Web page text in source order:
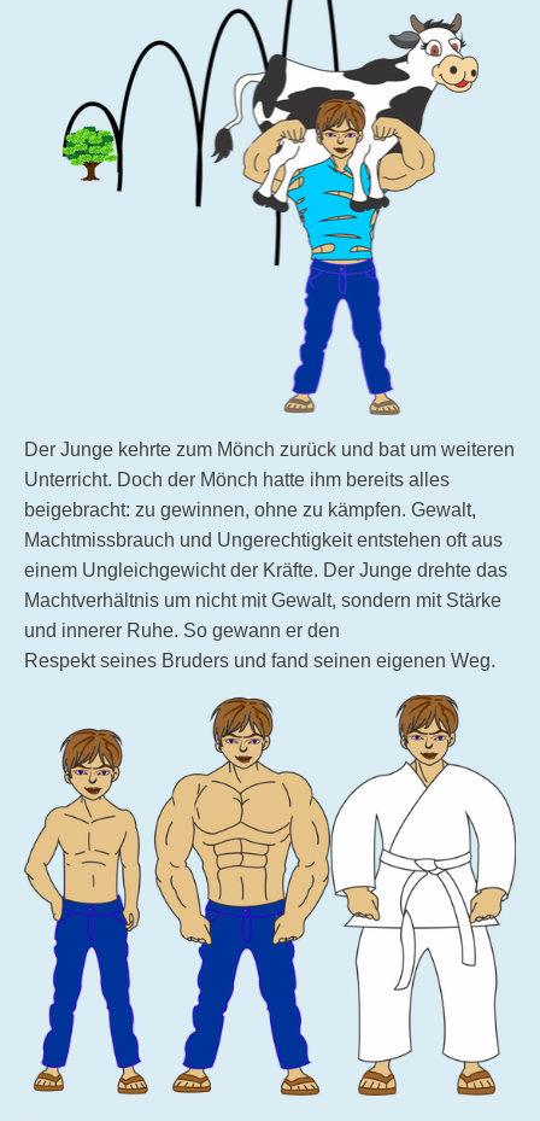
Der Junge kehrte zum Mönch zurück und bat um weiteren
Unterricht. Doch der Mönch hatte ihm bereits alles
beigebracht: zu gewinnen, ohne zu kämpfen. Gewalt,
Machtmissbrauch und Ungerechtigkeit entstehen oft aus
einem Ungleichgewicht der Kräfte. Der Junge drehte das
Machtverhältnis um nicht mit Gewalt, sondern mit Stärke
und innerer Ruhe. So gewann er den
Respekt seines Bruders und fand seinen eigenen Weg.